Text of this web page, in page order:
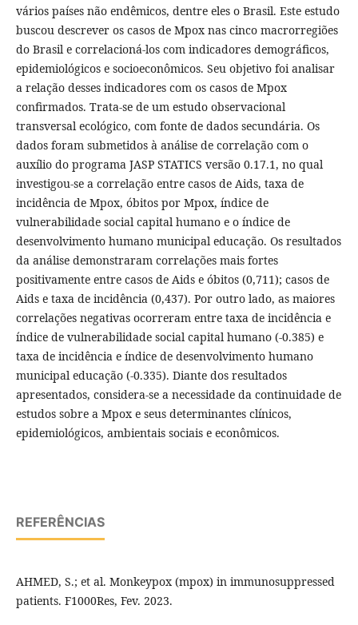
vários países não endêmicos, dentre eles o Brasil. Este estudo
buscou descrever os casos de Mpox nas cinco macrorregiões
do Brasil e correlacioná-los com indicadores demográficos,
epidemiológicos e socioeconômicos. Seu objetivo foi analisar
a relação desses indicadores com os casos de Mpox
confirmados. Trata-se de um estudo observacional
transversal ecológico, com fonte de dados secundária. Os
dados foram submetidos à análise de correlação com o
auxílio do programa JASP STATICS versão 0.17.1, no qual
investigou-se a correlação entre casos de Aids, taxa de
incidência de Mpox, óbitos por Mpox, índice de
vulnerabilidade social capital humano e o índice de
desenvolvimento humano municipal educação. Os resultados
da análise demonstraram correlações mais fortes
positivamente entre casos de Aids e óbitos (0,711); casos de
Aids e taxa de incidência (0,437). Por outro lado, as maiores
correlações negativas ocorreram entre taxa de incidência e
índice de vulnerabilidade social capital humano (-0.385) e
taxa de incidência e índice de desenvolvimento humano
municipal educação (-0.335). Diante dos resultados
apresentados, considera-se a necessidade da continuidade de
estudos sobre a Mpox e seus determinantes clínicos,
epidemiológicos, ambientais sociais e econômicos.
REFERÊNCIAS
AHMED, S.; et al. Monkeypox (mpox) in immunosuppressed
patients. F1000Res, Fev. 2023.